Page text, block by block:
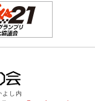
し内